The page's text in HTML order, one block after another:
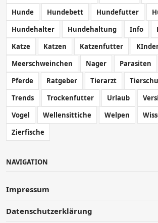
Hunde
Hundebett Hundefutter
Hundehalter
Hundehaltung Info
Katze
Katzen Katzenfutter
Meerschweinchen
Nager Parasiten
Pferde
Ratgeber Tierarzt
Trends
Trockenfutter Urlaub
Vogel
Wellensittiche Welpen
Zierfische
NAVIGATION
Impressum
Datenschutzerklärung